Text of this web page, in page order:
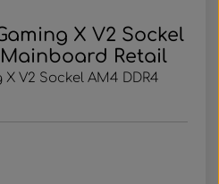
X V2 Sockel
Mainboard Retail
V2 Sockel AM4 DDR4